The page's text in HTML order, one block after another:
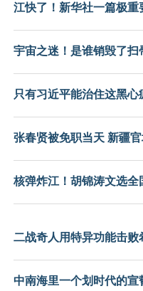
江快了！新华社一篇极重
宇宙之迷！是谁销毁了扫
只有习近平能治住这黑心
张春贤被免职当天 新疆
核弹炸江！胡锦涛文选全
二战奇人用特异功能击败
中南海里一个划时代的宣